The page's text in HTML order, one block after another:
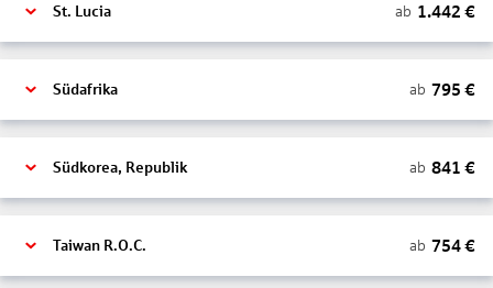
St. Lucia ab 1.442 €
Südafrika ab 795 €
Südkorea, Republik ab 841 €
Taiwan R.O.C. ab 754€